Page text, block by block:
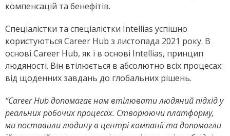
компенсацій та бенефітів.
Спеціалістки та спеціалістки Intellias успішно
користуються Career Hub з листопада 2021 року. В
основі Career Hub, як і в основі Intellias, принцип
людяності. Він втілюється в абсолютно всіх процесах:
від щоденних завдань до глобальних рішень.
“Career Hub допомагає нам втілювати людяний підхід у
реальних робочих процесах. Створюючи платформу,
ми поставили людину в центрі компанії та допомогли